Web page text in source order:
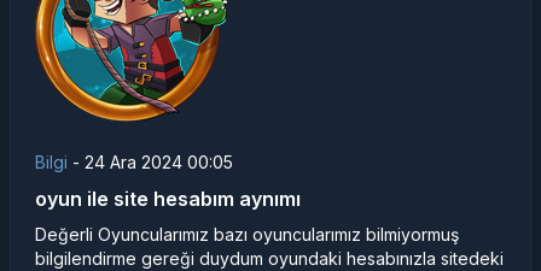
Bilgi - 24 Ara 2024 00:05
oyun ile site hesabım aynımı
Değerli Oyuncularımız bazı oyuncularımız bilmiyormuş
bilgilendirme gereği duydum oyundaki hesabınızla sitedeki